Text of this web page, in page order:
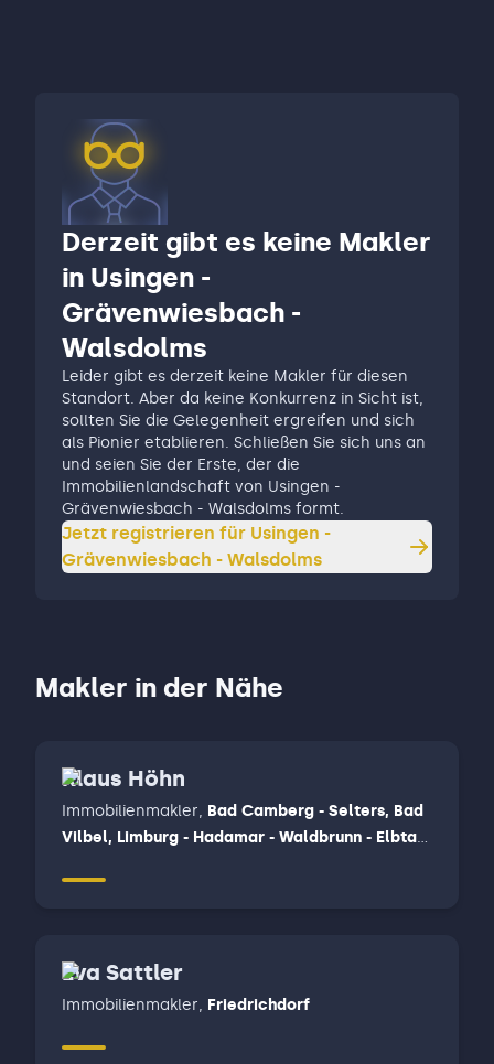
Derzeit gibt es keine Makler
in Usingen -
Grävenwiesbach -
Walsdolms
Leider gibt es derzeit keine Makler für diesen
Standort. Aber da keine Konkurrenz in Sicht ist,
sollten Sie die Gelegenheit ergreifen und sich
als Pionier etablieren. Schließen Sie sich uns an
und seien Sie der Erste, der die
Immobilienlandschaft von Usingen -
Grävenwiesbach - Walsdolms formt.
Jetzt registrieren für Usingen -
Grävenwiesbach - Walsdolms
Makler in der Nähe
Klaus Höhn
Immobilienmakler, Bad Camberg - Selters, Bad
Vilbel, Limburg - Hadamar - Waldbrunn - Elbtal,
Eva Sattler
Immobilienmakler, Friedrichdorf